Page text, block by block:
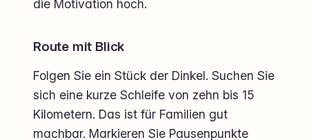
die Motivation hoch.
Route mit Blick
Folgen Sie ein Stück der Dinkel. Suchen Sie
sich eine kurze Schleife von zehn bis 15
Kilometern. Das ist für Familien gut
machbar. Markieren Sie Pausenpunkte